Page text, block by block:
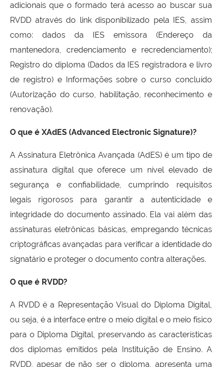
adicionais que o formado terá acesso ao buscar sua
RVDD através do link disponibilizado pela IES, assim
como: dados da IES emissora (Endereço da
mantenedora, credenciamento e recredenciamento);
Registro do diploma (Dados da IES registradora e livro
de registro) e Informações sobre o curso concluído
(Autorização do curso, habilitação, reconhecimento e
renovação).
O que é XAdES (Advanced Electronic Signature)?
A Assinatura Eletrônica Avançada (AdES) é um tipo de
assinatura digital que oferece um nível elevado de
segurança e confiabilidade, cumprindo requisitos
legais rigorosos para garantir a autenticidade e
integridade do documento assinado. Ela vai além das
assinaturas eletrônicas básicas, empregando técnicas
criptográficas avançadas para verificar a identidade do
signatário e proteger o documento contra alterações.
O que é RVDD?
A RVDD é a Representação Visual do Diploma Digital,
ou seja, é a interface entre o meio digital e o meio físico
para o Diploma Digital, preservando as características
dos diplomas emitidos pela Instituição de Ensino. A
RVDD, apesar de não ser o diploma, apresenta uma